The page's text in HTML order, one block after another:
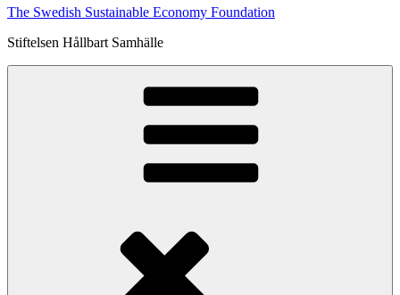
The Swedish Sustainable Economy Foundation
Stiftelsen Hållbart Samhälle